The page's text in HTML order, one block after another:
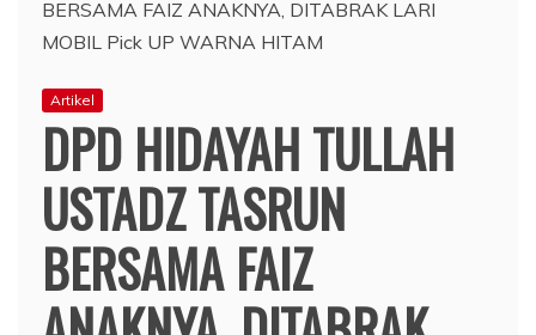
Artikel
DPD HIDAYAH TULLAH
USTADZ TASRUN
BERSAMA FAIZ